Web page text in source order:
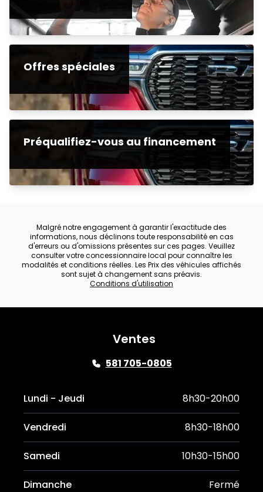
Offres spéciales
Préqualifiez-vous au financement
Malgré notre engagement à garantir l'exactitude des
informations, nous déclinons toute responsabilité en cas
d'erreurs ou d'omissions présentes sur ces pages. Veuillez
consulter votre concessionnaire local pour connaître les
modalités et conditions réelles. Les Prix des véhicules affichés
sont sujet à changement sans préavis.
Conditions d'utilisation
Ventes
581 705-0805
Lundi - Jeudi 8h30-20h00
Vendredi 8h30-18h00
Samedi 10h30-15h00
Dimanche Fermé